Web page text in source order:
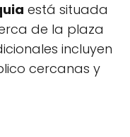
está situada
de la plaza
incluyen
cercanas y